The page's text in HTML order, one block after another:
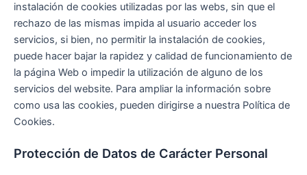
instalación de cookies utilizadas por las webs, sin que el
rechazo de las mismas impida al usuario acceder los
servicios, si bien, no permitir la instalación de cookies,
puede hacer bajar la rapidez y calidad de funcionamiento de
la página Web o impedir la utilización de alguno de los
servicios del website. Para ampliar la información sobre
como usa las cookies, pueden dirigirse a nuestra Política de
Cookies.
Protección de Datos de Carácter Personal